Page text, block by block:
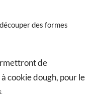
des formes
de
cookie dough, pour le